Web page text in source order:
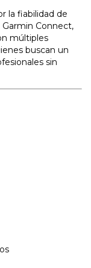
la fiabilidad de
Connect,
múltiples
buscan un
sin